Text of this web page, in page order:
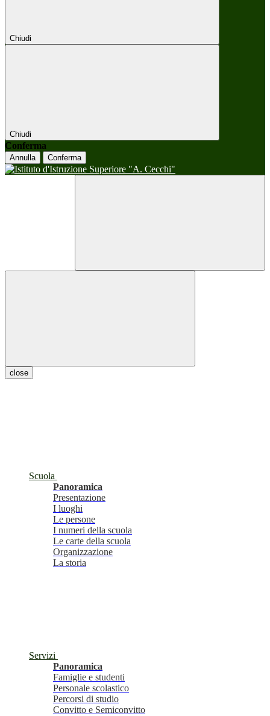
Chiudi
Chiudi
Conferma
Annulla Conferma
close
Scuola
Panoramica
Presentazione
I luoghi
Le persone
I numeri della scuola
Le carte della scuola
Organizzazione
La storia
Servizi
Panoramica
Famiglie e studenti
Personale scolastico
Percorsi di studio
Convitto e Semiconvitto